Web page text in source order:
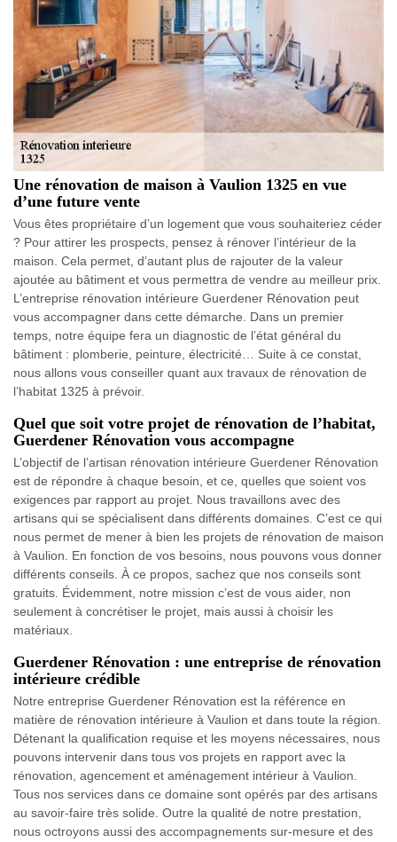
Une rénovation de maison à Vaulion 1325 en vue
d’une future vente
Vous êtes propriétaire d’un logement que vous souhaiteriez céder
? Pour attirer les prospects, pensez à rénover l’intérieur de la
maison. Cela permet, d’autant plus de rajouter de la valeur
ajoutée au bâtiment et vous permettra de vendre au meilleur prix.
L’entreprise rénovation intérieure Guerdener Rénovation peut
vous accompagner dans cette démarche. Dans un premier
temps, notre équipe fera un diagnostic de l’état général du
bâtiment : plomberie, peinture, électricité… Suite à ce constat,
nous allons vous conseiller quant aux travaux de rénovation de
l’habitat 1325 à prévoir.
Quel que soit votre projet de rénovation de l’habitat,
Guerdener Rénovation vous accompagne
L’objectif de l’artisan rénovation intérieure Guerdener Rénovation
est de répondre à chaque besoin, et ce, quelles que soient vos
exigences par rapport au projet. Nous travaillons avec des
artisans qui se spécialisent dans différents domaines. C’est ce qui
nous permet de mener à bien les projets de rénovation de maison
à Vaulion. En fonction de vos besoins, nous pouvons vous donner
différents conseils. À ce propos, sachez que nos conseils sont
gratuits. Évidemment, notre mission c’est de vous aider, non
seulement à concrétiser le projet, mais aussi à choisir les
matériaux.
Guerdener Rénovation : une entreprise de rénovation
intérieure crédible
Notre entreprise Guerdener Rénovation est la référence en
matière de rénovation intérieure à Vaulion et dans toute la région.
Détenant la qualification requise et les moyens nécessaires, nous
pouvons intervenir dans tous vos projets en rapport avec la
rénovation, agencement et aménagement intérieur à Vaulion.
Tous nos services dans ce domaine sont opérés par des artisans
au savoir-faire très solide. Outre la qualité de notre prestation,
nous octroyons aussi des accompagnements sur-mesure et des